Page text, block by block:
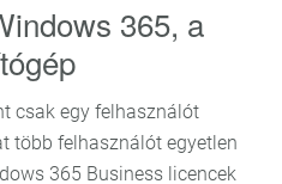
365, a
csak egy felhasználót
több felhasználót egyetlen
365 Business licencek